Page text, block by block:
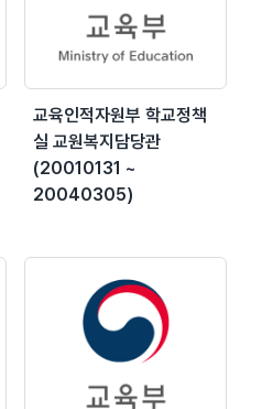
교육인적자원부 학교정책
실 교원복지담당관
(20010131 ~
20040305)